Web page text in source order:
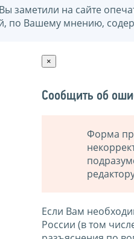
заметили на сайте
по Вашему мнению,
×
Сообщить об
Форма
Если Вам
России (в том